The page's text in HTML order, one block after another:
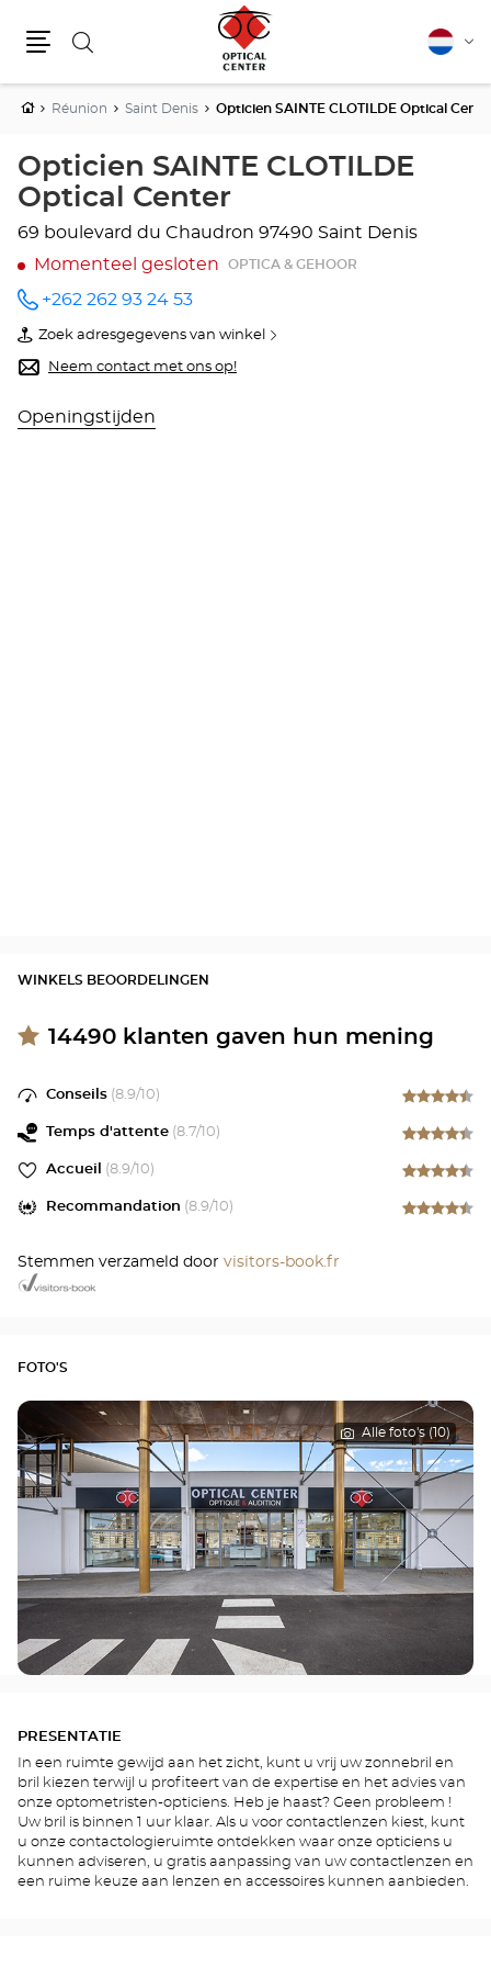
Zoeken
taal
HomeRéunion Saint Denis Opticien SAINTE CLOTILDE Optical
Opticien SAINTE CLOTILDE
Optical Center
69 boulevard du Chaudron 97490 Saint Denis
Momenteel gesloten
OPTICA & GEHOOR
telefoonnummer
+262 262 93 24 53
Zoek adresgegevens van winkel
van
Opticien
SAINTE
Optical
Center
Neem contact met ons op!
Openingstijden
WINKELS BEOORDELINGEN
14490 klanten gaven hun mening
Conseils (8.9/10)
Temps d'attente (8.7/10)
Accueil (8.9/10)
Recommandation (8.9/10)
Stemmen verzameld door visitors-book.fr
FOTO'S
Alle foto's (10)
PRESENTATIE
In een ruimte gewijd aan het zicht, kunt u vrij uw zonnebril en
bril kiezen terwijl u profiteert van de expertise en het advies van
onze optometristen-opticiens. Heb je haast? Geen probleem !
Uw bril is binnen 1 uur klaar. Als u voor contactlenzen kiest, kunt
u onze contactologieruimte ontdekken waar onze opticiens u
kunnen adviseren, u gratis aanpassing van uw contactlenzen en
een ruime keuze aan lenzen en accessoires kunnen aanbieden.